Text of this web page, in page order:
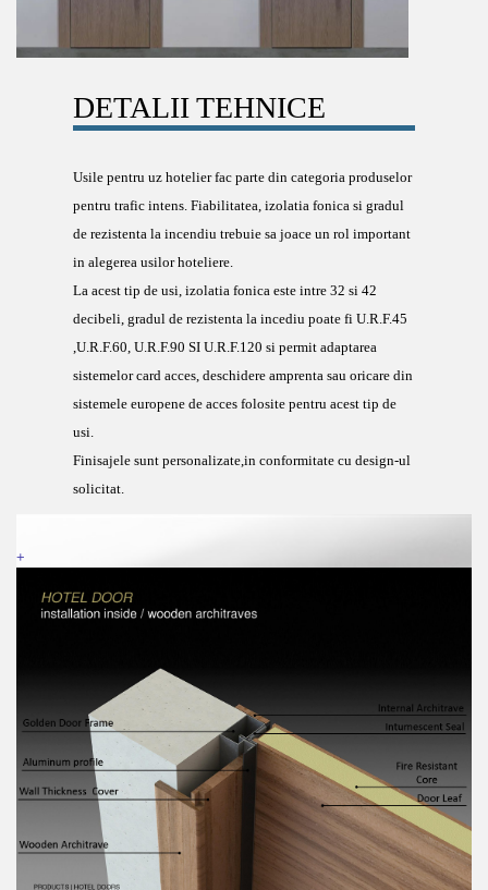
DETALII TEHNICE
Usile pentru uz hotelier fac parte din categoria produselor
pentru trafic intens. Fiabilitatea, izolatia fonica si gradul
de rezistenta la incendiu trebuie sa joace un rol important
in alegerea usilor hoteliere.
La acest tip de usi, izolatia fonica este intre 32 si 42
decibeli, gradul de rezistenta la incediu poate fi U.R.F.45
,U.R.F.60, U.R.F.90 SI U.R.F.120 si permit adaptarea
sistemelor card acces, deschidere amprenta sau oricare din
sistemele europene de acces folosite pentru acest tip de
usi.
Finisajele sunt personalizate,in conformitate cu design-ul
solicitat.
+